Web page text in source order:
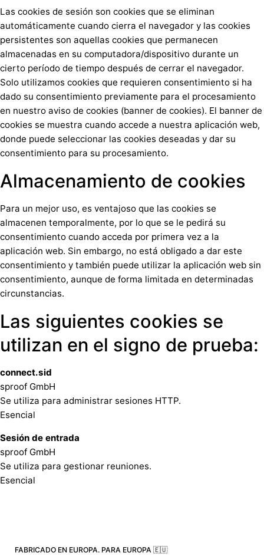
Las cookies de sesión son cookies que se eliminan
automáticamente cuando cierra el navegador y las cookies
persistentes son aquellas cookies que permanecen
almacenadas en su computadora/dispositivo durante un
cierto período de tiempo después de cerrar el navegador.
Solo utilizamos cookies que requieren consentimiento si ha
dado su consentimiento previamente para el procesamiento
en nuestro aviso de cookies (banner de cookies). El banner de
cookies se muestra cuando accede a nuestra aplicación web,
donde puede seleccionar las cookies deseadas y dar su
consentimiento para su procesamiento.
Almacenamiento de cookies
Para un mejor uso, es ventajoso que las cookies se
almacenen temporalmente, por lo que se le pedirá su
consentimiento cuando acceda por primera vez a la
aplicación web. Sin embargo, no está obligado a dar este
consentimiento y también puede utilizar la aplicación web sin
consentimiento, aunque de forma limitada en determinadas
circunstancias.
Las siguientes cookies se
utilizan en el signo de prueba:
connect.sid
sproof GmbH
Se utiliza para administrar sesiones HTTP.
Esencial
Sesión de entrada
sproof GmbH
Se utiliza para gestionar reuniones.
Esencial
FABRICADO EN EUROPA. PARA EUROPA 🇪🇺